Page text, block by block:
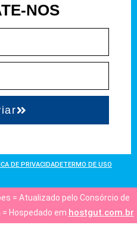
NOS
DE PRIVACIDADETERMO DE USO
= Atualizado pelo Consórcio de
Hospedado em hostgut.com.br